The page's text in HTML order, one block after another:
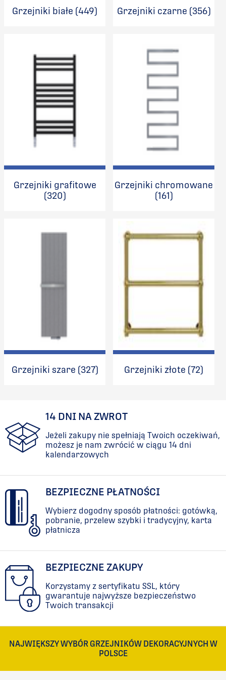
Grzejniki białe (449) Grzejniki czarne (356)
Grzejniki grafitowe
(320)
Grzejniki chromowane
(161)
Grzejniki szare (327) Grzejniki złote (72)
14 DNI NA ZWROT
Jeżeli zakupy nie spełniają Twoich oczekiwań,
możesz je nam zwrócić w ciągu 14 dni
kalendarzowych
BEZPIECZNE PŁATNOŚCI
Wybierz dogodny sposób płatności: gotówką,
pobranie, przelew szybki i tradycyjny, karta
płatnicza
BEZPIECZNE ZAKUPY
Korzystamy z sertyfikatu SSL, który
gwarantuje najwyższe bezpieczeństwo
Twoich transakcji
NAJWIĘKSZY WYBÓR GRZEJNIKÓW DEKORACYJNYCH W
POLSCE